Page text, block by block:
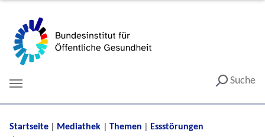
Suche
You are here:
Startseite Mediathek Themen Essstörungen